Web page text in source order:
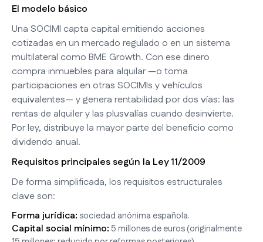
El modelo básico
Una SOCIMI capta capital emitiendo acciones
cotizadas en un mercado regulado o en un sistema
multilateral como BME Growth. Con ese dinero
compra inmuebles para alquilar —o toma
participaciones en otras SOCIMIs y vehículos
equivalentes— y genera rentabilidad por dos vías: las
rentas de alquiler y las plusvalías cuando desinvierte.
Por ley, distribuye la mayor parte del beneficio como
dividendo anual.
Requisitos principales según la Ley 11/2009
De forma simplificada, los requisitos estructurales
clave son:
Forma jurídica: sociedad anónima española.
Capital social mínimo: 5 millones de euros (originalmente